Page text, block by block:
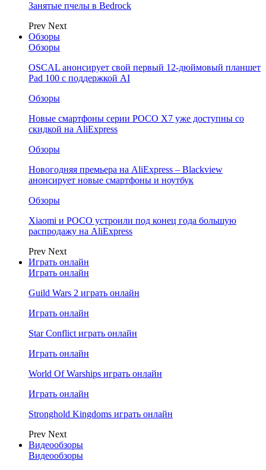
Занятые пчелы в Bedrock
Prev Next
Обзоры
Обзоры
OSCAL анонсирует свой первый 12-дюймовый планшет
Pad 100 с поддержкой AI
Обзоры
Новые смартфоны серии POCO X7 уже доступны со
скидкой на AliExpress
Обзоры
Новогодняя премьера на AliExpress – Blackview
анонсирует новые смартфоны и ноутбук
Обзоры
Xiaomi и POCO устроили под конец года большую
распродажу на AliExpress
Prev Next
Играть онлайн
Играть онлайн
Guild Wars 2 играть онлайн
Играть онлайн
Star Conflict играть онлайн
Играть онлайн
World Of Warships играть онлайн
Играть онлайн
Stronghold Kingdoms играть онлайн
Prev Next
Видеообзоры
Видеообзоры